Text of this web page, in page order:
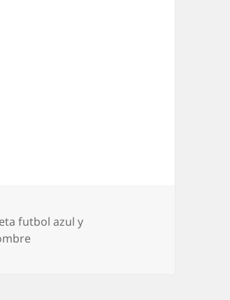
futbol azul y